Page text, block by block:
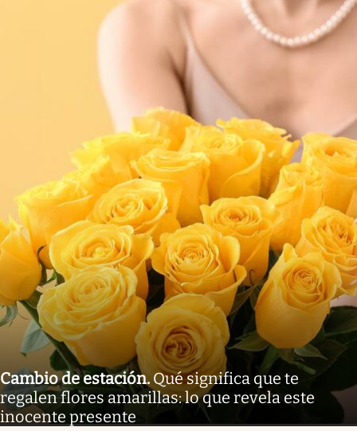
Cambio de estación. Qué significa que te
regalen flores amarillas: lo que revela este
inocente presente